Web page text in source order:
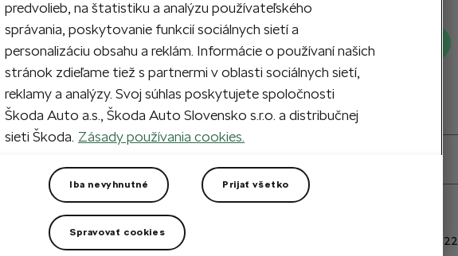
green. Táto
Pridať do košíka
6U0084240AF622
predvolieb, na štatistiku a analýzu používateľského
správania, poskytovanie funkcií sociálnych sietí a
personalizáciu obsahu a reklám. Informácie o používaní našich
stránok zdieľame tiež s partnermi v oblasti sociálnych sietí,
reklamy a analýzy. Svoj súhlas poskytujete spoločnosti
Škoda Auto a.s., Škoda Auto Slovensko s.r.o. a distribučnej
sieti Škoda. Zásady používania cookies.
Iba nevyhnutné Prijať všetko
Spravovať cookies